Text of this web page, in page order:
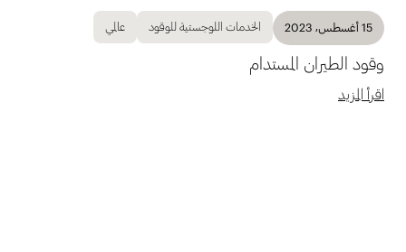
15 أغسطس، 2023 الخدمات اللوجستية للوقود عالمي
وقود الطيران المستدام
اقرأ المزيد